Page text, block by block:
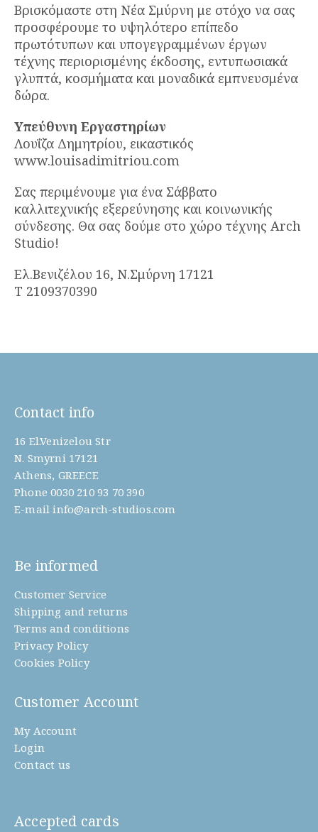
Βρισκόμαστε στη Νέα Σμύρνη με στόχο να σας
προσφέρουμε το υψηλότερο επίπεδο
πρωτότυπων και υπογεγραμμένων έργων
τέχνης περιορισμένης έκδοσης, εντυπωσιακά
γλυπτά, κοσμήματα και μοναδικά εμπνευσμένα
δώρα.
Υπεύθυνη Εργαστηρίων
Λουΐζα Δημητρίου, εικαστικός
www.louisadimitriou.com
Σας περιμένουμε για ένα Σάββατο
καλλιτεχνικής εξερεύνησης και κοινωνικής
σύνδεσης. Θα σας δούμε στο χώρο τέχνης Arch
Studio!
Ελ.Βενιζέλου 16, Ν.Σμύρνη 17121
Τ 2109370390
Contact info
16 El.Venizelou Str
N. Smyrni 17121
Athens, GREECE
Phone 0030 210 93 70 390
E-mail info@arch-studios.com
Be informed
Customer Service
Shipping and returns
Terms and conditions
Privacy Policy
Cookies Policy
Customer Account
My Account
Login
Contact us
Accepted cards